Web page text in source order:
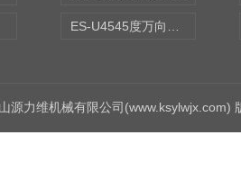
源力维机械有限公司(www.ksylwjx.com)